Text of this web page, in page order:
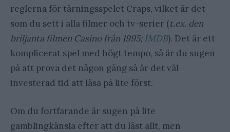
reglerna för tärningsspelet Craps, vilket är det
som du sett i alla filmer och tv-serier (t.ex. den
briljanta filmen Casino från 1995;IMDB). Det är ett
komplicerat spel med högt tempo, så är du sugen
på att prova det någon gång så är det väl
investerad tid att läsa på lite först.
Om du fortfarande är sugen på lite
gamblingkänsla efter att du läst allt, men